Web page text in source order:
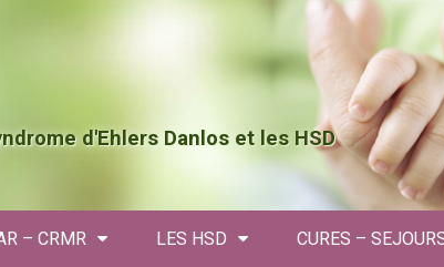
d'Ehlers Danlos et les HSD
– CRMR LES HSD CURES –